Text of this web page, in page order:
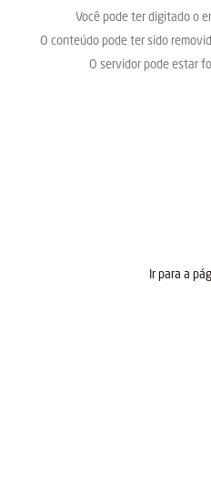
Você pode ter digitado o
O conteúdo pode ter sido
O servidor pode estar
Ir para a